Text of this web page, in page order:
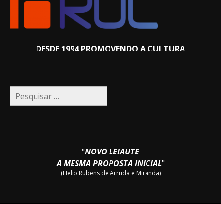
DESDE 1994 PROMOVENDO A CULTURA
Pesquisar
por:
"NOVO LEIAUTE
A MESMA PROPOSTA INICIAL"
(Helio Rubens de Arruda e Miranda)